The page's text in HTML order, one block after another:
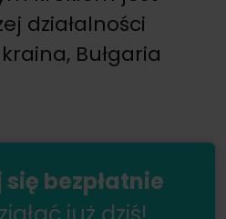
działalności
Bułgaria
bezpłatnie